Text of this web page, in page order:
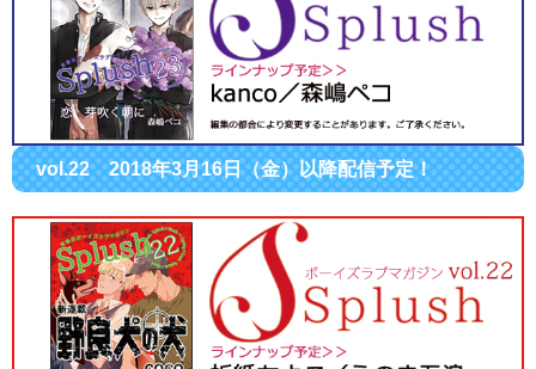
vol.22 2018年3月16日（金）以降配信予定！